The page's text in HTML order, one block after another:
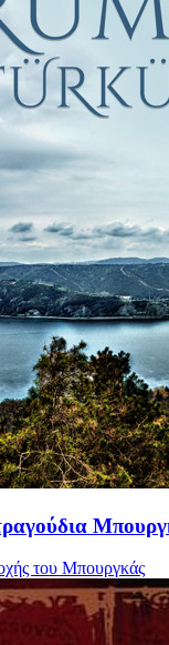
του Μπουργκάς